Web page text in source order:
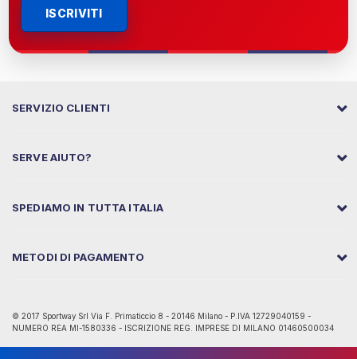
ISCRIVITI
SERVIZIO CLIENTI
SERVE AIUTO?
SPEDIAMO IN TUTTA ITALIA
METODI DI PAGAMENTO
© 2017 Sportway Srl Via F. Primaticcio 8 - 20146 Milano - P.IVA 12729040159 -
NUMERO REA MI-1580336 - ISCRIZIONE REG. IMPRESE DI MILANO 01460500034